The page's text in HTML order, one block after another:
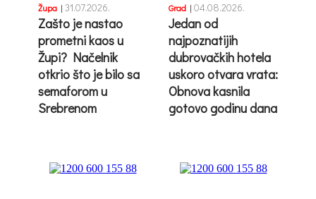
Župa | 31.07.2026.
Zašto je nastao
prometni kaos u
Župi? Načelnik
otkrio što je bilo sa
semaforom u
Srebrenom
Grad | 04.08.2026.
Jedan od
najpoznatijih
dubrovačkih hotela
uskoro otvara vrata:
Obnova kasnila
gotovo godinu dana